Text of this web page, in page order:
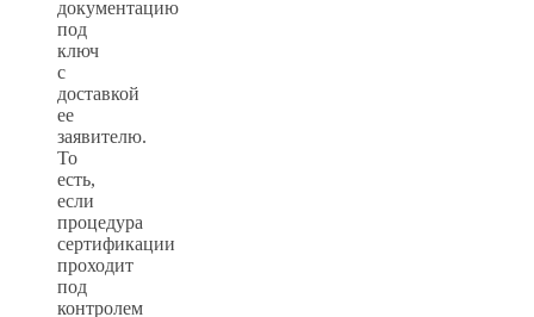
документацию
под
ключ
с
доставкой
ее
заявителю.
То
есть,
если
процедура
сертификации
проходит
под
контролем